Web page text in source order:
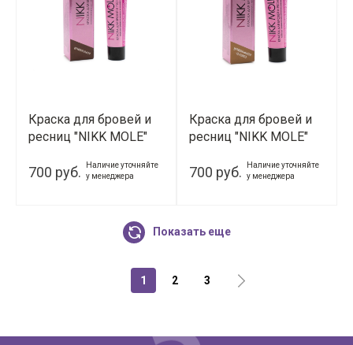
Краска для бровей и
ресниц "NIKK MOLE"
700 руб.
Наличие уточняйте
у менеджера
Краска для бровей и
ресниц "NIKK MOLE"
700 руб.
Наличие уточняйте
у менеджера
Показать еще
1 2 3